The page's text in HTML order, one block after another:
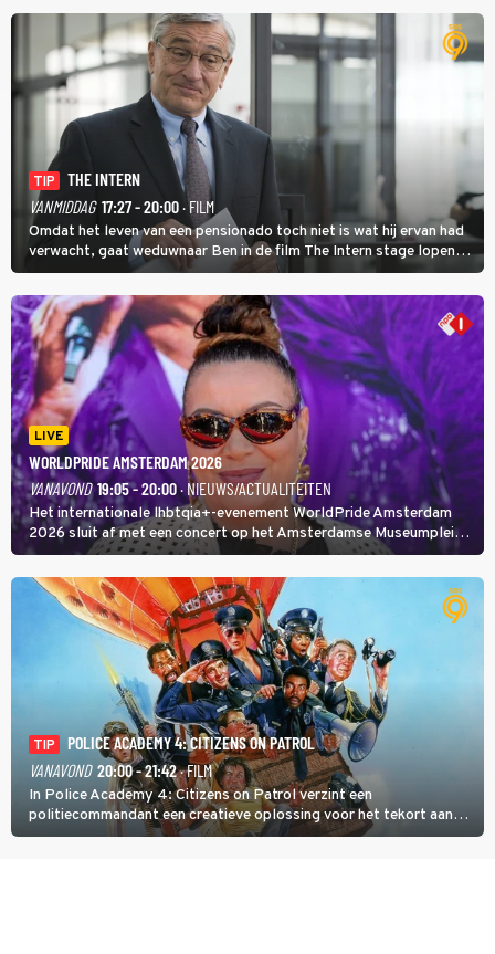
TIP
THE INTERN
VANMIDDAG 17:27 - 20:00· FILM
Omdat het leven van een pensionado toch niet is wat hij ervan had
verwacht, gaat weduwnaar Ben in de film The Intern stage lopen
bij de hippe webwinkel van Jules, wat een gouden zet blijkt te zijn.
LIVE
WORLDPRIDE AMSTERDAM 2026
VANAVOND 19:05 - 20:00· NIEUWS/ACTUALITEITEN
Het internationale lhbtqia+-evenement WorldPride Amsterdam
2026 sluit af met een concert op het Amsterdamse Museumplein.
Anita Doth is een van de optredende artiesten. In de jaren 90
veroverde ze de wereld als zangeres van 2Unlimited.
TIP
POLICE ACADEMY 4: CITIZENS ON PATROL
VANAVOND 20:00 - 21:42· FILM
In Police Academy 4: Citizens on Patrol verzint een
politiecommandant een creatieve oplossing voor het tekort aan
agenten.